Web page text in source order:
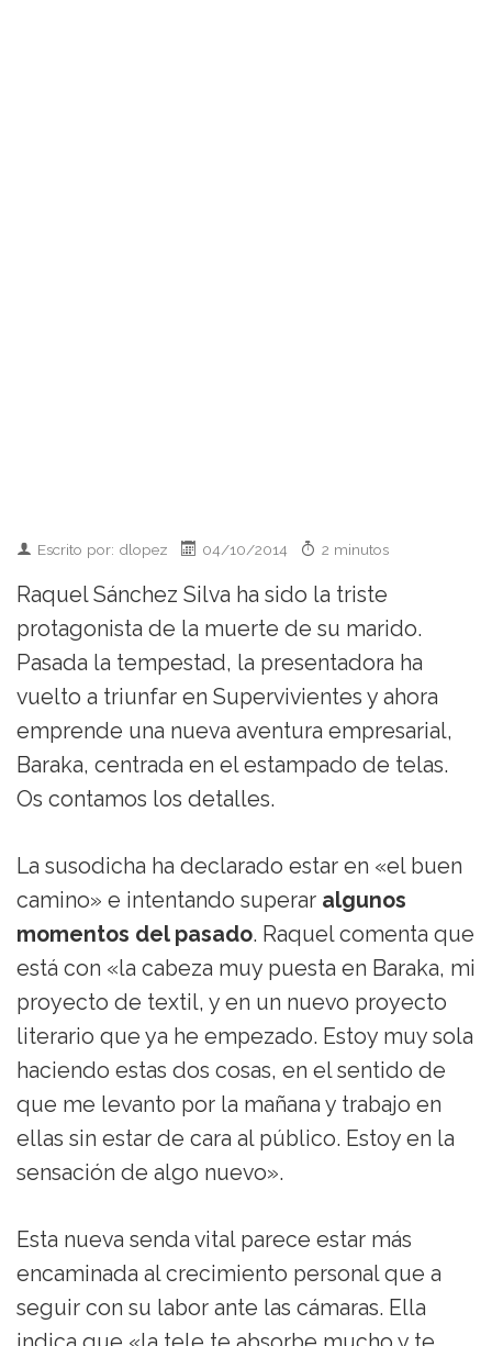
Escrito por: dlopez 04/10/2014 2 minutos
Raquel Sánchez Silva ha sido la triste
protagonista de la muerte de su marido.
Pasada la tempestad, la presentadora ha
vuelto a triunfar en Supervivientes y ahora
emprende una nueva aventura empresarial,
Baraka, centrada en el estampado de telas.
Os contamos los detalles.
La susodicha ha declarado estar en «el buen
camino» e intentando superar algunos
momentos del pasado. Raquel comenta que
está con «la cabeza muy puesta en Baraka, mi
proyecto de textil, y en un nuevo proyecto
literario que ya he empezado. Estoy muy sola
haciendo estas dos cosas, en el sentido de
que me levanto por la mañana y trabajo en
ellas sin estar de cara al público. Estoy en la
sensación de algo nuevo».
Esta nueva senda vital parece estar más
encaminada al crecimiento personal que a
seguir con su labor ante las cámaras. Ella